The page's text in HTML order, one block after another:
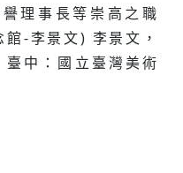
理事長等崇高之職
-李景文) 李景文，
中：國立臺灣美術